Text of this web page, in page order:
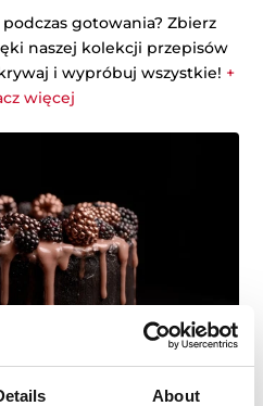
About
gotowania? Zbierz
naszej kolekcji przepisów
i wypróbuj wszystkie! +
więcej